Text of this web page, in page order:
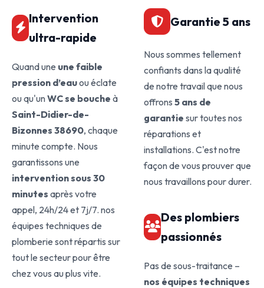
Intervention
ultra-rapide
Quand une une faible
pression d’eauou éclate
ou qu'unWC se bouche à
Saint-Didier-de-
Bizonnes 38690, chaque
minute compte. Nous
garantissons une
intervention sous 30
minutes après votre
appel, 24h/24 et 7j/7. nos
équipes techniques de
plomberie sont répartis sur
tout le secteur pour être
chez vous au plus vite.
Garantie 5 ans
Nous sommes tellement
confiants dans la qualité
de notre travail que nous
offrons 5 ans de
garantie sur toutes nos
réparations et
installations. C'est notre
façon de vous prouver que
nous travaillons pour durer.
Des plombiers
passionnés
Pas de sous-traitance –
nos équipes techniques